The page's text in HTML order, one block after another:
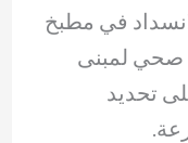
في مطبخ
لمبنى
تحديد